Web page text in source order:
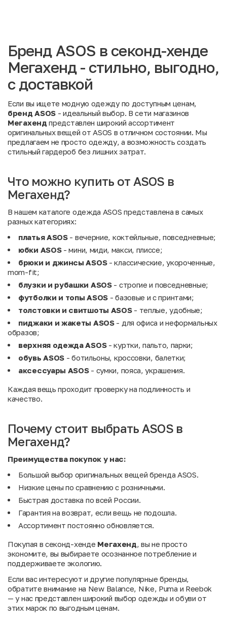
Бренд ASOS в секонд-хенде
Мегахенд - стильно, выгодно,
с доставкой
Если вы ищете модную одежду по доступным ценам,
бренд ASOS - идеальный выбор. В сети магазинов
Мегахенд представлен широкий ассортимент
оригинальных вещей от ASOS в отличном состоянии. Мы
предлагаем не просто одежду, а возможность создать
стильный гардероб без лишних затрат.
Что можно купить от ASOS в
Мегахенд?
В нашем каталоге одежда ASOS представлена в самых
разных категориях:
платья ASOS- вечерние, коктейльные, повседневные;
юбки ASOS - мини, миди, макси, плиссе;
брюки и джинсы ASOS- классические, укороченные,
mom-fit;
блузки и рубашки ASOS- строгие и повседневные;
футболки и топы ASOS - базовые и с принтами;
толстовки и свитшоты ASOS- теплые, удобные;
пиджаки и жакеты ASOS - для офиса и неформальных
образов;
верхняя одежда ASOS- куртки, пальто, парки;
обувь ASOS - ботильоны, кроссовки, балетки;
аксессуары ASOS - сумки, пояса, украшения.
Каждая вещь проходит проверку на подлинность и
качество.
Почему стоит выбрать ASOS в
Мегахенд?
Преимущества покупок у нас:
Большой выбор оригинальных вещей бренда ASOS.
Низкие цены по сравнению с розничными.
Быстрая доставка по всей России.
Гарантия на возврат, если вещь не подошла.
Ассортимент постоянно обновляется.
Покупая в секонд-хенде Мегахенд , вы не просто
экономите, вы выбираете осознанное потребление и
поддерживаете экологию.
Если вас интересуют и другие популярные бренды,
обратите внимание на New Balance Nike Puma и Reebok
— у нас представлен широкий выбор одежды и обуви от
этих марок по выгодным ценам.